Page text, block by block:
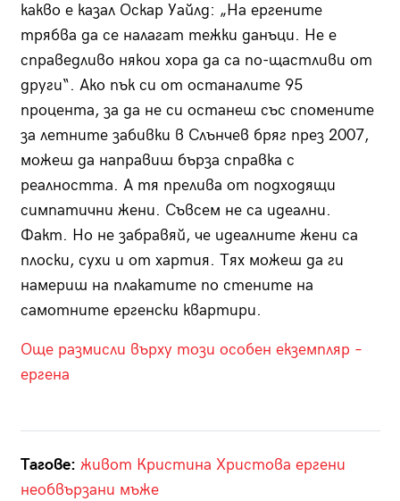
какво е казал Оскар Уайлд: „На ергените
трябва да се налагат тежки данъци. Не е
справедливо някои хора да са по-щастливи от
други“. Ако пък си от останалите 95
процента, за да не си останеш със спомените
за летните забивки в Слънчев бряг през 2007,
можеш да направиш бърза справка с
реалността. А тя прелива от подходящи
симпатични жени. Съвсем не са идеални.
Факт. Но не забравяй, че идеалните жени са
плоски, сухи и от хартия. Тях можеш да ги
намериш на плакатите по стените на
самотните ергенски квартири.
Още размисли върху този особен екземпляр –
ергена
Тагове: живот Кристина Христова ергени
необвързани мъже